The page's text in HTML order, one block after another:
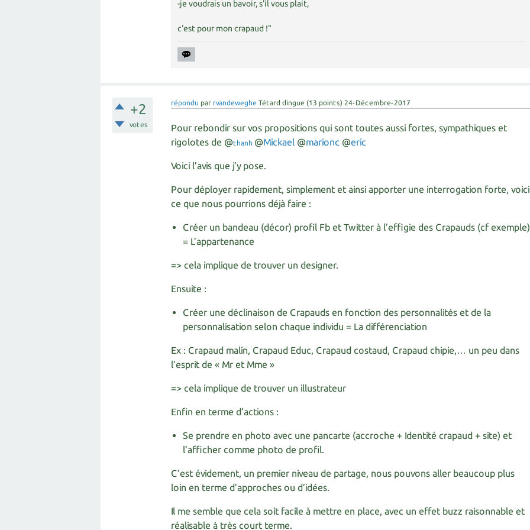
-je voudrais un bavoir, s'il vous plait,
c'est pour mon crapaud !"
+2
votes
répondu par rvandeweghe Tétard dingue (13 points) 24-Décembre-2017
Pour rebondir sur vos propositions qui sont toutes aussi fortes, sympathiques et
rigolotes de @thanh @Mickael @marionc @eric
Voici l’avis que j’y pose.
Pour déployer rapidement, simplement et ainsi apporter une interrogation forte, voici
ce que nous pourrions déjà faire :
Créer un bandeau (décor) profil Fb et Twitter à l’effigie des Crapauds (cf exemple)
= L’appartenance
=> cela implique de trouver un designer.
Ensuite :
Créer une déclinaison de Crapauds en fonction des personnalités et de la
personnalisation selon chaque individu = La différenciation
Ex : Crapaud malin, Crapaud Educ, Crapaud costaud, Crapaud chipie,… un peu dans
l’esprit de « Mr et Mme »
=> cela implique de trouver un illustrateur
Enfin en terme d’actions :
Se prendre en photo avec une pancarte (accroche + Identité crapaud + site) et
l’afficher comme photo de profil.
C’est évidement, un premier niveau de partage, nous pouvons aller beaucoup plus
loin en terme d’approches ou d’idées.
Il me semble que cela soit facile à mettre en place, avec un effet buzz raisonnable et
réalisable à très court terme.